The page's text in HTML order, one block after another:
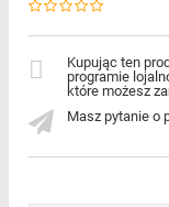
Masz pytanie o
Kupując ten
programie
które możesz